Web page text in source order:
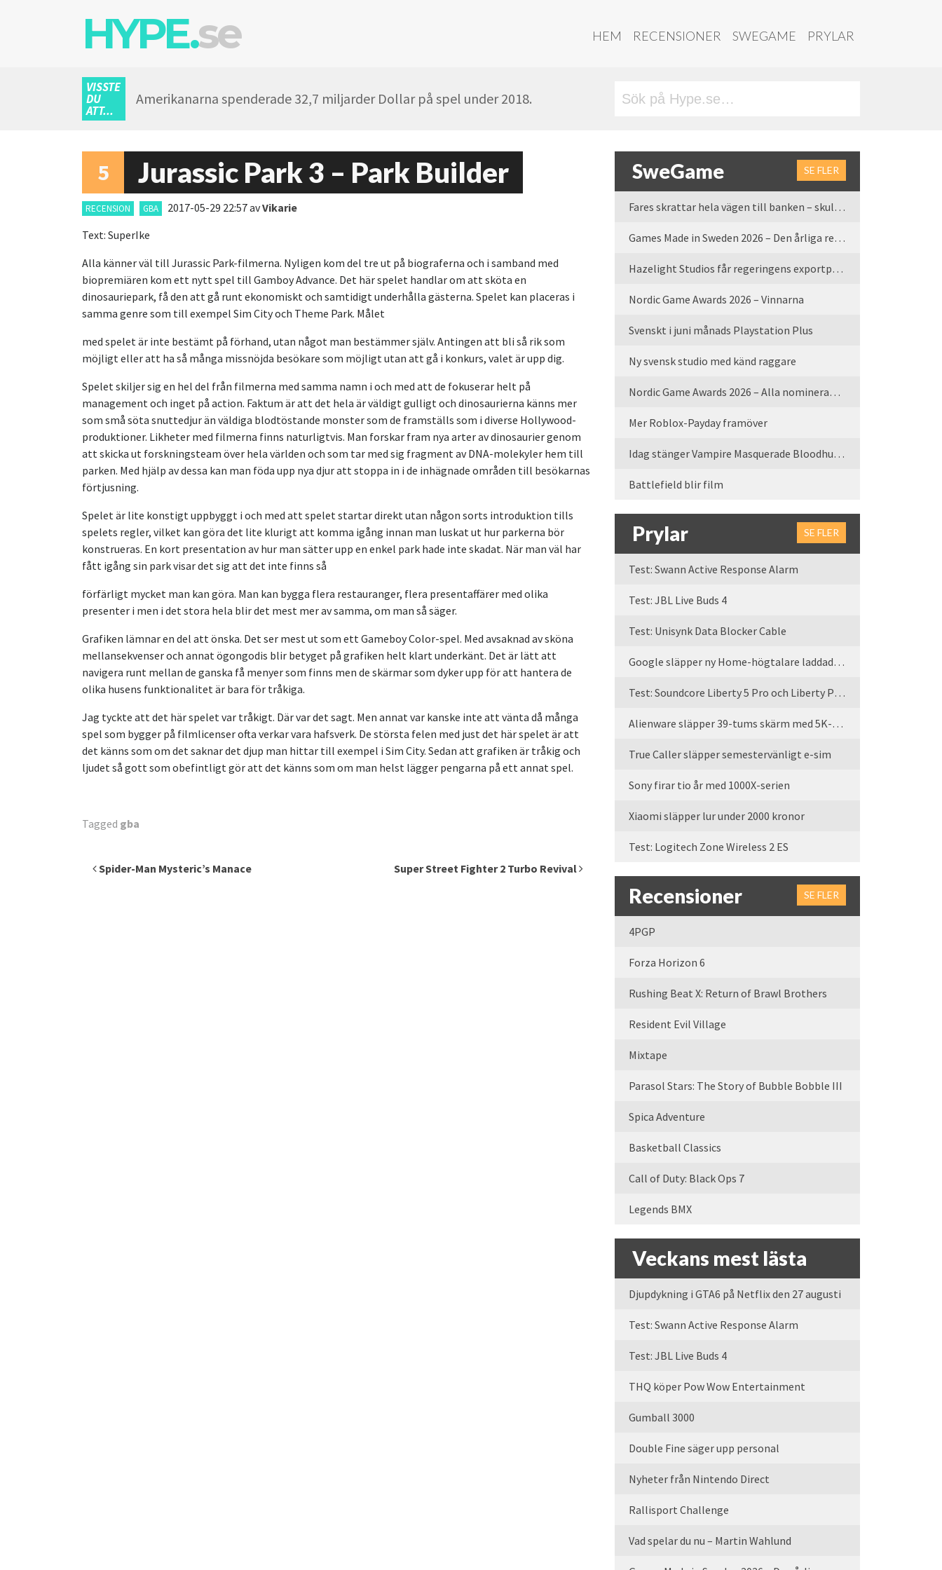
HYPE.se HEM RECENSIONER SWEGAME PRYLAR
VISSTE
DU
ATT...
Amerikanarna spenderade 32,7 miljarder Dollar på spel under 2018.
5 Jurassic Park 3 – Park Builder
RECENSION GBA 2017-05-29 22:57avVikarie
Text: SuperIke
Alla känner väl till Jurassic Park-filmerna. Nyligen kom del tre ut på biograferna och i samband med
biopremiären kom ett nytt spel till Gamboy Advance. Det här spelet handlar om att sköta en
dinosauriepark, få den att gå runt ekonomiskt och samtidigt underhålla gästerna. Spelet kan placeras i
samma genre som till exempel Sim City och Theme Park. Målet
med spelet är inte bestämt på förhand, utan något man bestämmer själv. Antingen att bli så rik som
möjligt eller att ha så många missnöjda besökare som möjligt utan att gå i konkurs, valet är upp dig.
Spelet skiljer sig en hel del från filmerna med samma namn i och med att de fokuserar helt på
management och inget på action. Faktum är att det hela är väldigt gulligt och dinosaurierna känns mer
som små söta snuttedjur än väldiga blodtöstande monster som de framställs som i diverse Hollywood-
produktioner. Likheter med filmerna finns naturligtvis. Man forskar fram nya arter av dinosaurier genom
att skicka ut forskningsteam över hela världen och som tar med sig fragment av DNA-molekyler hem till
parken. Med hjälp av dessa kan man föda upp nya djur att stoppa in i de inhägnade områden till besökarnas
förtjusning.
Spelet är lite konstigt uppbyggt i och med att spelet startar direkt utan någon sorts introduktion tills
spelets regler, vilket kan göra det lite klurigt att komma igång innan man luskat ut hur parkerna bör
konstrueras. En kort presentation av hur man sätter upp en enkel park hade inte skadat. När man väl har
fått igång sin park visar det sig att det inte finns så
förfärligt mycket man kan göra. Man kan bygga flera restauranger, flera presentaffärer med olika
presenter i men i det stora hela blir det mest mer av samma, om man så säger.
Grafiken lämnar en del att önska. Det ser mest ut som ett Gameboy Color-spel. Med avsaknad av sköna
mellansekvenser och annat ögongodis blir betyget på grafiken helt klart underkänt. Det är lätt att
navigera runt mellan de ganska få menyer som finns men de skärmar som dyker upp för att hantera de
olika husens funktionalitet är bara för tråkiga.
Jag tyckte att det här spelet var tråkigt. Där var det sagt. Men annat var kanske inte att vänta då många
spel som bygger på filmlicenser ofta verkar vara hafsverk. De största felen med just det här spelet är att
det känns som om det saknar det djup man hittar till exempel i Sim City. Sedan att grafiken är tråkig och
ljudet så gott som obefintligt gör att det känns som om man helst lägger pengarna på ett annat spel.
Tagged gba
Inläggsnavigering
Spider-Man Mysteric’s Manace Super Street Fighter 2 Turbo Revival
SweGame SE FLER
Fares skrattar hela vägen till banken – skulle vi tro
Games Made in Sweden 2026 – Den årliga rean är tillbaka
Hazelight Studios får regeringens exportpris 2025
Nordic Game Awards 2026 – Vinnarna
Svenskt i juni månads Playstation Plus
Ny svensk studio med känd raggare
Nordic Game Awards 2026 – Alla nominerade spel
Mer Roblox-Payday framöver
Idag stänger Vampire Masquerade Bloodhunt servrarna
Battlefield blir film
Prylar SE FLER
Test: Swann Active Response Alarm
Test: JBL Live Buds 4
Test: Unisynk Data Blocker Cable
Google släpper ny Home-högtalare laddad med Gemini
Test: Soundcore Liberty 5 Pro och Liberty Pro Max
Alienware släpper 39-tums skärm med 5K-upplösning
True Caller släpper semestervänligt e-sim
Sony firar tio år med 1000X-serien
Xiaomi släpper lur under 2000 kronor
Test: Logitech Zone Wireless 2 ES
Recensioner SE FLER
4PGP
Forza Horizon 6
Rushing Beat X: Return of Brawl Brothers
Resident Evil Village
Mixtape
Parasol Stars: The Story of Bubble Bobble III
Spica Adventure
Basketball Classics
Call of Duty: Black Ops 7
Legends BMX
Veckans mest lästa
Djupdykning i GTA6 på Netflix den 27 augusti
Test: Swann Active Response Alarm
Test: JBL Live Buds 4
THQ köper Pow Wow Entertainment
Gumball 3000
Double Fine säger upp personal
Nyheter från Nintendo Direct
Rallisport Challenge
Vad spelar du nu – Martin Wahlund